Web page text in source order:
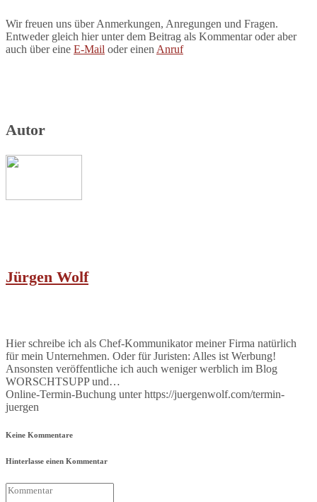
Wir freuen uns über Anmerkungen, Anregungen und Fragen.
Entweder gleich hier unter dem Beitrag als Kommentar oder aber
auch über eine E-Mail oder einen Anruf
Autor
Jürgen Wolf
Hier schreibe ich als Chef-Kommunikator meiner Firma natürlich
für mein Unternehmen. Oder für Juristen: Alles ist Werbung!
Ansonsten veröffentliche ich auch weniger werblich im Blog
WORSCHTSUPP und…
Online-Termin-Buchung unter https://juergenwolf.com/termin-
juergen
Keine Kommentare
Hinterlasse einen Kommentar